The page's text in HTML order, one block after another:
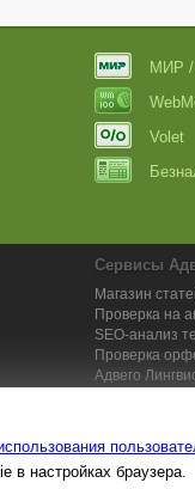
МИР
Volet
Сервисы
Магазин
Проверка на
SEO-анализ
Проверка
Адвего
переводы,работа на
в настройках браузера.